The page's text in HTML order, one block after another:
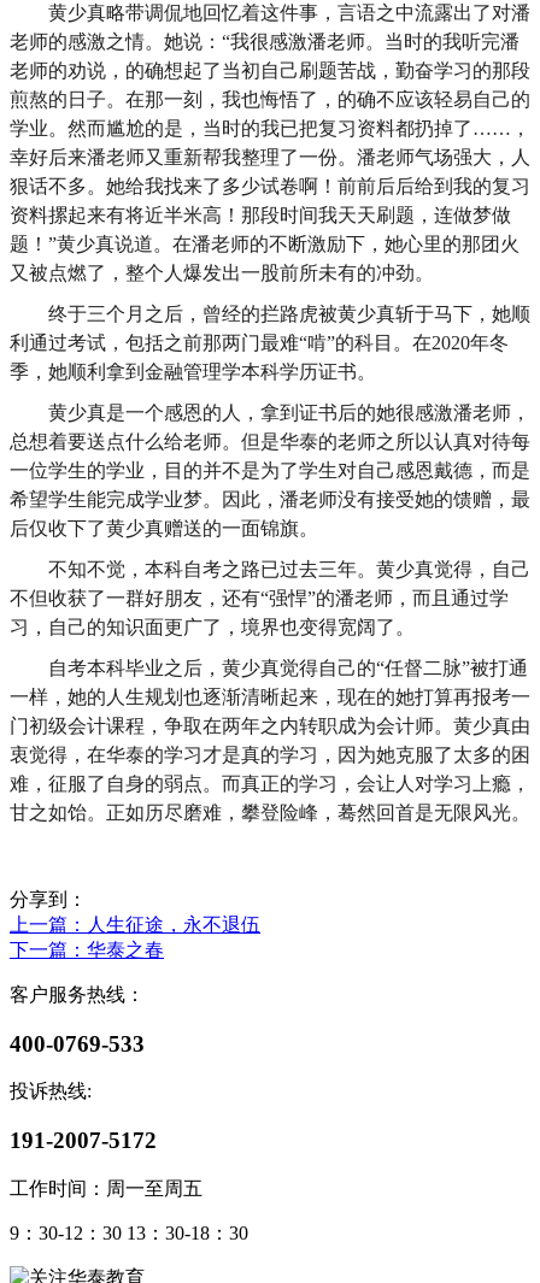
黄少真略带调侃地回忆着这件事，言语之中流露出了对潘
老师的感激之情。她说： “我很感激潘老师。当时的我听完潘
老师的劝说，的确想起了当初自己刷题苦战，勤奋学习的那段
煎熬的日子。在那一刻，我也悔悟了，的确不应该轻易自己的
学业。然而尴尬的是，当时的我已把复习资料都扔掉了……，
幸好后来潘老师又重新帮我整理了一份。潘老师气场强大，人
狠话不多。她给我找来了多少试卷啊！前前后后给到我的复习
资料摞起来有将近半米高！那段时间我天天刷题，连做梦做
题！”黄少真说道。在潘老师的不断激励下，她心里的那团火
又被点燃了，整个人爆发出一股前所未有的冲劲。
终于三个月之后，曾经的拦路虎被黄少真斩于马下，她顺
利通过考试，包括之前那两门最难“啃”的科目。在2020年冬
季，她顺利拿到金融管理学本科学历证书。
黄少真是一个感恩的人，拿到证书后的她很感激潘老师，
总想着要送点什么给老师。但是华泰的老师之所以认真对待每
一位学生的学业，目的并不是为了学生对自己感恩戴德，而是
希望学生能完成学业梦。因此，潘老师没有接受她的馈赠，最
后仅收下了黄少真赠送的一面锦旗。
不知不觉，本科自考之路已过去三年。黄少真觉得，自己
不但收获了一群好朋友，还有“强悍”的潘老师，而且通过学
习，自己的知识面更广了，境界也变得宽阔了。
自考本科毕业之后，黄少真觉得自己的“任督二脉”被打通
一样，她的人生规划也逐渐清晰起来，现在的她打算再报考一
门初级会计课程，争取在两年之内转职成为会计师。黄少真由
衷觉得，在华泰的学习才是真的学习，因为她克服了太多的困
难，征服了自身的弱点。而真正的学习，会让人对学习上瘾，
甘之如饴。正如历尽磨难，攀登险峰，蓦然回首是无限风光。
分享到：
上一篇 ：人生征途，永不退伍
下一篇 ：华泰之春
客户服务热线：
400-0769-533
投诉热线:
191-2007-5172
工作时间：周一至周五
9：30-12：30 13：30-18：30